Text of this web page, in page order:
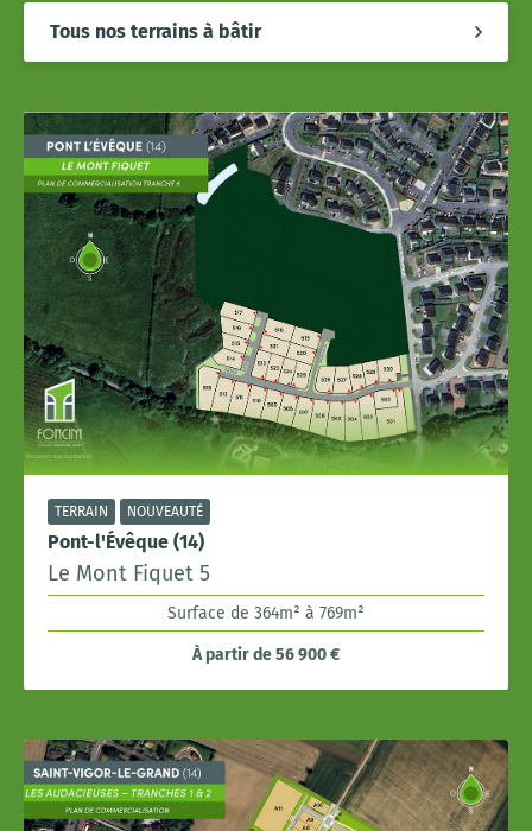
Tous nos terrains à bâtir
TERRAIN NOUVEAUTÉ
Pont-l'Évêque (14)
Le Mont Fiquet 5
Surface de 364m² à 769m²
À partir de 56 900 €